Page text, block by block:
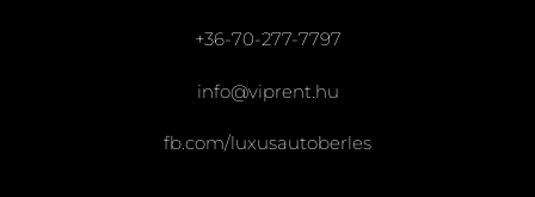
+36-70-277-7797
info@viprent.hu
fb.com/luxusautoberles